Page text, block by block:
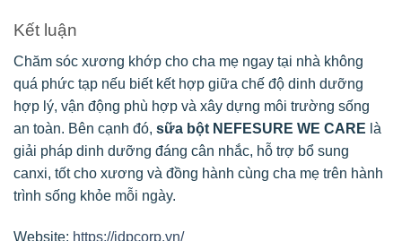
Kết luận
Chăm sóc xương khớp cho cha mẹ ngay tại nhà không
quá phức tạp nếu biết kết hợp giữa chế độ dinh dưỡng
hợp lý, vận động phù hợp và xây dựng môi trường sống
an toàn. Bên cạnh đó, sữa bột NEFESURE WE CARE là
giải pháp dinh dưỡng đáng cân nhắc, hỗ trợ bổ sung
canxi, tốt cho xương và đồng hành cùng cha mẹ trên hành
trình sống khỏe mỗi ngày.
Website: https://idpcorp.vn/